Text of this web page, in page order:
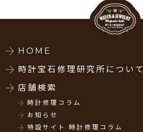
HOME
時計宝石修理研究所について
店舗検索
時計修理コラム
お知らせ
特設サイト 時計修理コラム